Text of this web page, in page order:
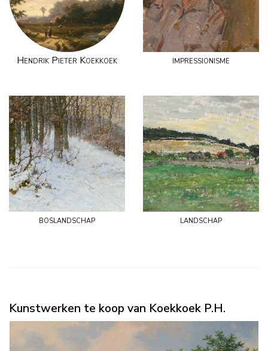
Hendrik Pieter Koekkoek impressionisme
boslandschap landschap
Kunstwerken te koop van Koekkoek P.H.